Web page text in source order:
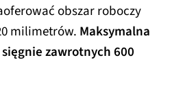
obszar roboczy
milimetrów. Maksymalna
zawrotnych 600